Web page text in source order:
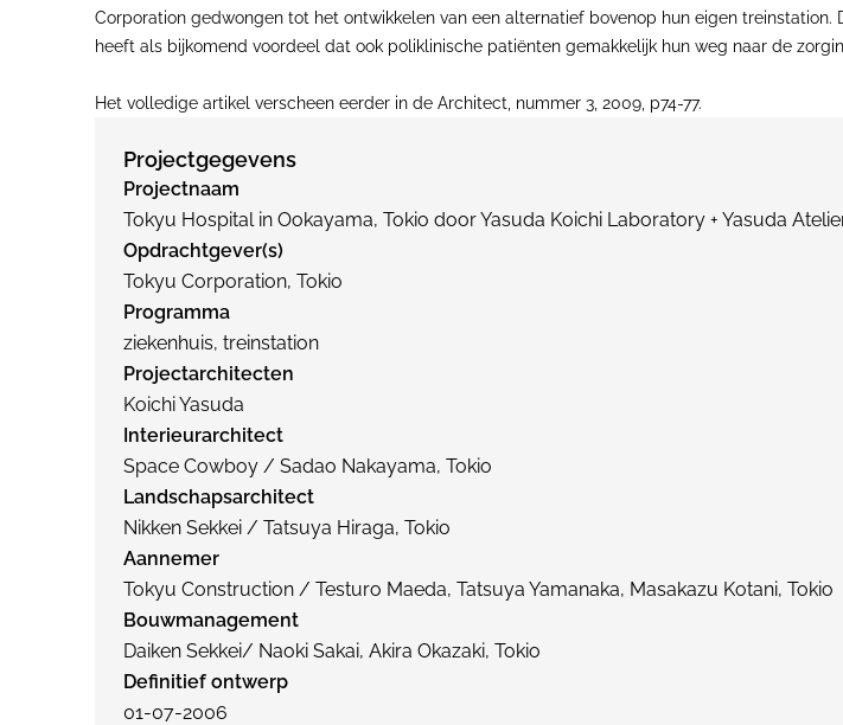
Corporation gedwongen tot het ontwikkelen van een alternatief bovenop hun eigen
heeft als bijkomend voordeel dat ook poliklinische patiënten gemakkelijk hun weg naar de
Het volledige artikel verscheen eerder in de Architect, nummer 3, 2009, p74-77.
Projectgegevens
Projectnaam
Tokyu Hospital in Ookayama, Tokio door Yasuda Koichi Laboratory + Yasuda
Opdrachtgever(s)
Tokyu Corporation, Tokio
Programma
ziekenhuis, treinstation
Projectarchitecten
Koichi Yasuda
Interieurarchitect
Space Cowboy / Sadao Nakayama, Tokio
Landschapsarchitect
Nikken Sekkei / Tatsuya Hiraga, Tokio
Aannemer
Tokyu Construction / Testuro Maeda, Tatsuya Yamanaka, Masakazu Kotani, Tokio
Bouwmanagement
Daiken Sekkei/ Naoki Sakai, Akira Okazaki, Tokio
Definitief ontwerp
01-07-2006